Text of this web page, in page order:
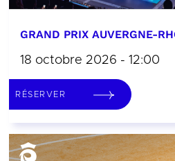
GRAND PRIX AUVERGNE-
18 octobre 2026 - 12:00
RÉSERVER